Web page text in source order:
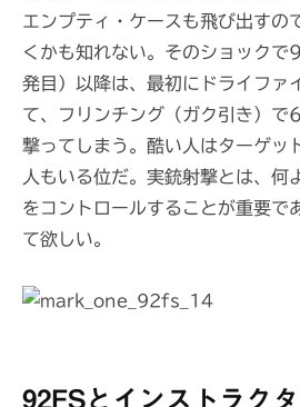
エンプティ・ケースも飛び出すの
くかも知れない。そのショック
発目）以降は、最初にドライファ
て、フリンチング（ガク引き）で
撃ってしまう。酷い人はターゲッ
人もいる位だ。実銃射撃とは、何
をコントロールすることが重要で
て欲しい。
92FSとインストラク